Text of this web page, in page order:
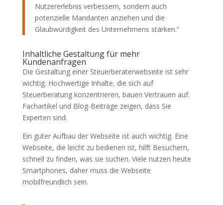
Nutzererlebnis verbessern, sondern auch
potenzielle Mandanten anziehen und die
Glaubwürdigkeit des Unternehmens stärken.“
Inhaltliche Gestaltung für mehr
Kundenanfragen
Die Gestaltung einer Steuerberaterwebseite ist sehr
wichtig. Hochwertige Inhalte, die sich auf
Steuerberatung konzentrieren, bauen Vertrauen auf.
Fachartikel und Blog-Beiträge zeigen, dass Sie
Experten sind.
Ein guter Aufbau der Webseite ist auch wichtig. Eine
Webseite, die leicht zu bedienen ist, hilft Besuchern,
schnell zu finden, was sie suchen. Viele nutzen heute
Smartphones, daher muss die Webseite
mobilfreundlich sein.